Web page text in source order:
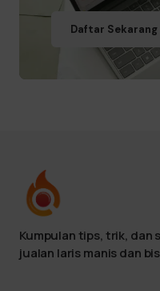
Daftar Sekarang
Kumpulan tips, trik,
jualan laris manis dan